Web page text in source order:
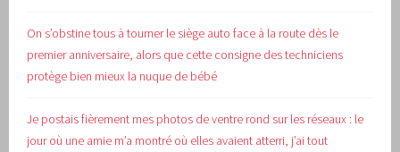
On s’obstine tous à tourner le siège auto face à la route dès le
premier anniversaire, alors que cette consigne des techniciens
protège bien mieux la nuque de bébé
Je postais fièrement mes photos de ventre rond sur les réseaux : le
jour où une amie m’a montré où elles avaient atterri, j’ai tout